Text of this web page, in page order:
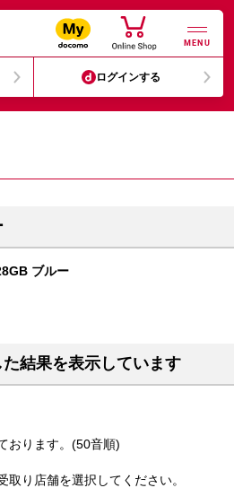
MENU
ログインする
ブルー
結果を表示しています
おります。(50音順)
り店舗を選択してください。